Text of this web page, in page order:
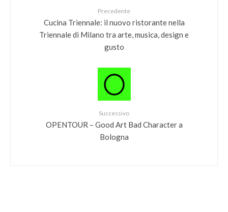
Precedente
Cucina Triennale: il nuovo ristorante nella
Triennale di Milano tra arte, musica, design e
gusto
Successivo
OPENTOUR – Good Art Bad Character a
Bologna